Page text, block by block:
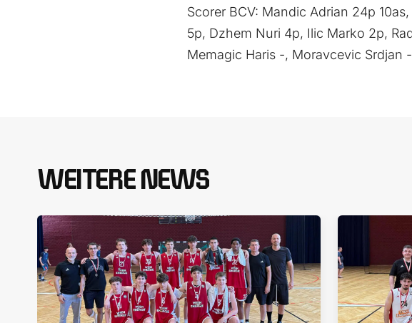
Scorer BCV: Mandic Adrian 24p
5p, Dzhem Nuri 4p, Ilic Marko 2p,
Memagic Haris -, Moravcevic Srdjan
WEITERE NEWS